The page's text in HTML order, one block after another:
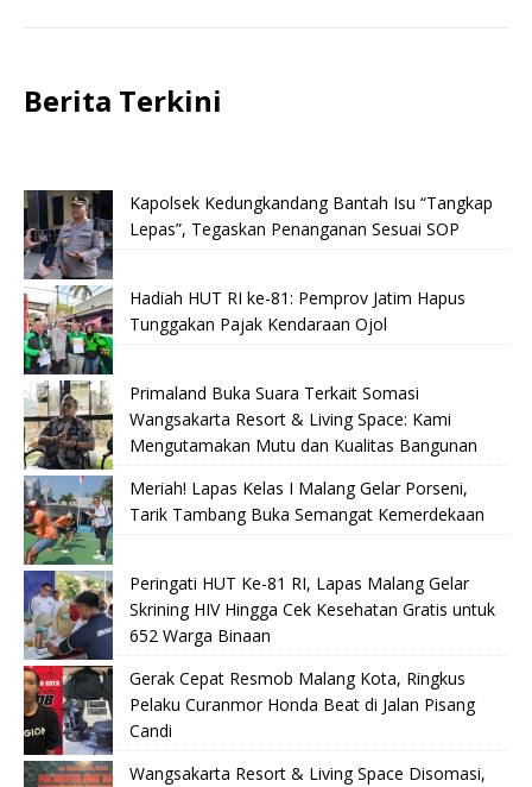
Berita Terkini
Kapolsek Kedungkandang Bantah Isu “Tangkap
Lepas”, Tegaskan Penanganan Sesuai SOP
Hadiah HUT RI ke-81: Pemprov Jatim Hapus
Tunggakan Pajak Kendaraan Ojol
Primaland Buka Suara Terkait Somasi
Wangsakarta Resort & Living Space: Kami
Mengutamakan Mutu dan Kualitas Bangunan
Meriah! Lapas Kelas I Malang Gelar Porseni,
Tarik Tambang Buka Semangat Kemerdekaan
Peringati HUT Ke-81 RI, Lapas Malang Gelar
Skrining HIV Hingga Cek Kesehatan Gratis untuk
652 Warga Binaan
Gerak Cepat Resmob Malang Kota, Ringkus
Pelaku Curanmor Honda Beat di Jalan Pisang
Candi
Wangsakarta Resort & Living Space Disomasi,